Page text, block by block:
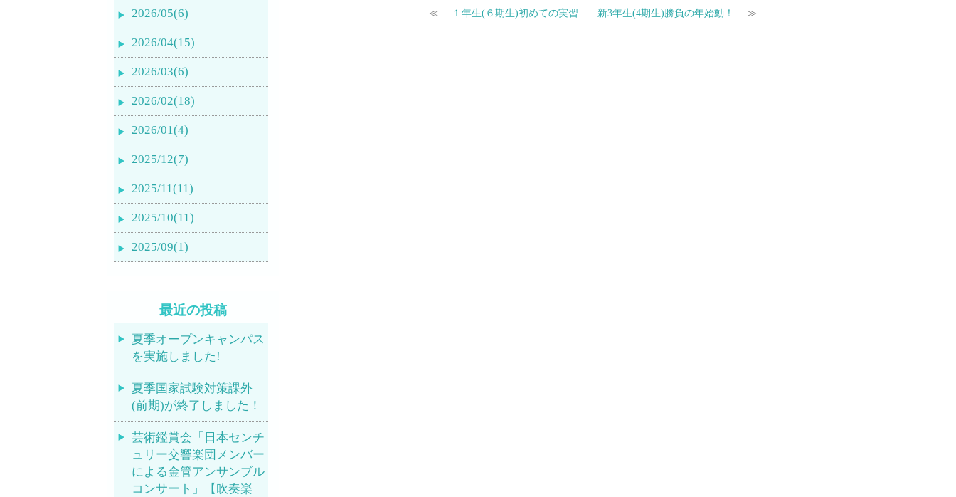
≪ １年生(６期生)初めての実習 | 新3年生(4期生)勝負の年始動！ ≫
2026/05(6)
2026/04(15)
2026/03(6)
2026/02(18)
2026/01(4)
2025/12(7)
2025/11(11)
2025/10(11)
2025/09(1)
最近の投稿
夏季オープンキャンパス
を実施しました!
夏季国家試験対策課外
(前期)が終了しました！
芸術鑑賞会「日本センチ
ュリー交響楽団メンバー
による金管アンサンブル
コンサート」【吹奏楽